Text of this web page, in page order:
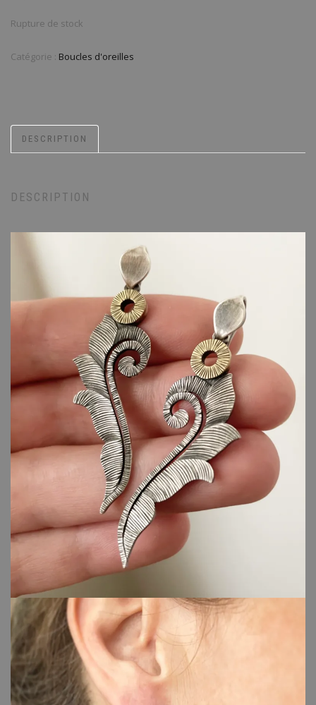
Rupture de stock
Catégorie : Boucles d'oreilles
DESCRIPTION
DESCRIPTION